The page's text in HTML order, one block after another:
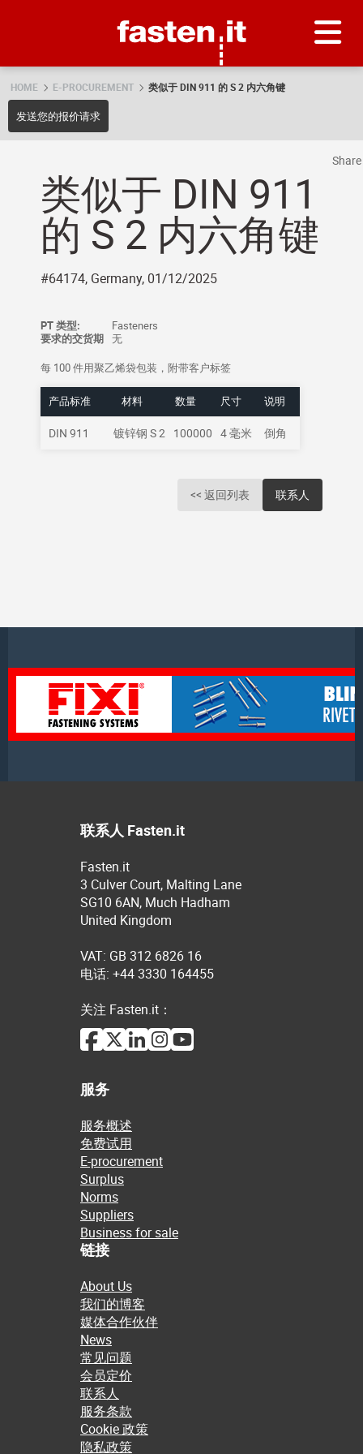
HOME E-PROCUREMENT 类似于 DIN 911 的 S 2 内六角键
发送您的报价请求
类似于 DIN 911
的 S 2 内六角键
#64174, Germany, 01/12/2025
PT 类型:
Fasteners
要求的交货期 无
每 100 件用聚乙烯袋包装，附带客户标签
产品标准 材料 数量 尺寸 说明
DIN 911 镀锌钢 S 2 100000 4 毫米 倒角
<< 返回列表 联系人
Share
联系人 Fasten.it
Fasten.it
3 Culver Court, Malting Lane
SG10 6AN, Much Hadham
United Kingdom
VAT: GB 312 6826 16
电话: +44 3330 164455
关注 Fasten.it：
服务
服务概述
免费试用
E-procurement
Surplus
Norms
Suppliers
Business for sale
链接
About Us
我们的博客
媒体合作伙伴
News
常见问题
会员定价
联系人
服务条款
Cookie 政策
隐私政策